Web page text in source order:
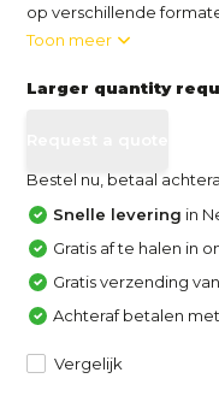
op verschillende
Toon meer
Larger quantity
Bestel nu, betaal
Snelle levering in
Gratis af te halen in
Gratis verzending
Achteraf betalen
Vergelijk